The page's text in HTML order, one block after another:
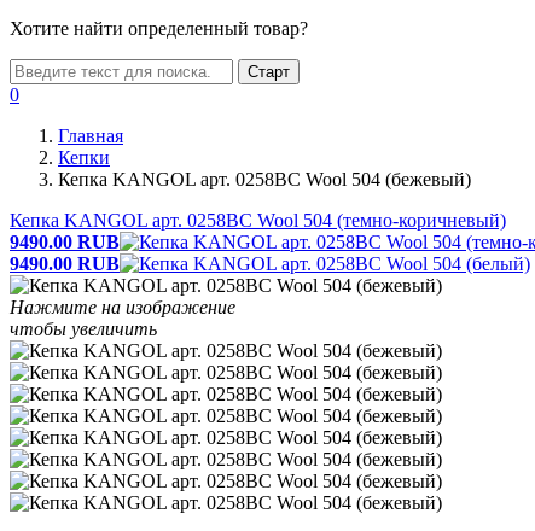
Хотите найти определенный товар?
Старт
0
Главная
Кепки
Кепка KANGOL арт. 0258BC Wool 504 (бежевый)
Кепка KANGOL арт. 0258BC Wool 504 (темно-коричневый)
9490.00 RUB
9490.00 RUB
Нажмите на изображение
чтобы увеличить